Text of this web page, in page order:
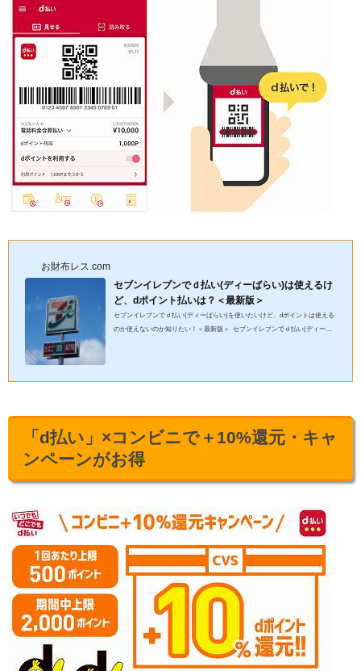
お財布レス.com
セブンイレブンでｄ払い(ディーばらい)は使えるけ
ど、dポイント払いは？＜最新版＞
セブンイレブンでｄ払い(ディーばらい)を使いたいけど、dポイントは使える
のか使えないのか知りたい！＜最新版＞ セブンイレブンでｄ払い(ディーば
「d払い」×コンビニで＋10%還元・キャ
ンペーンがお得